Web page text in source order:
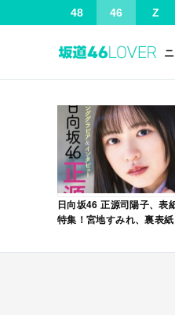
48 46 Z
日向坂46 正源司陽子、表
特集！宮地すみれ、裏表
VOL.12」本日4/30発売！